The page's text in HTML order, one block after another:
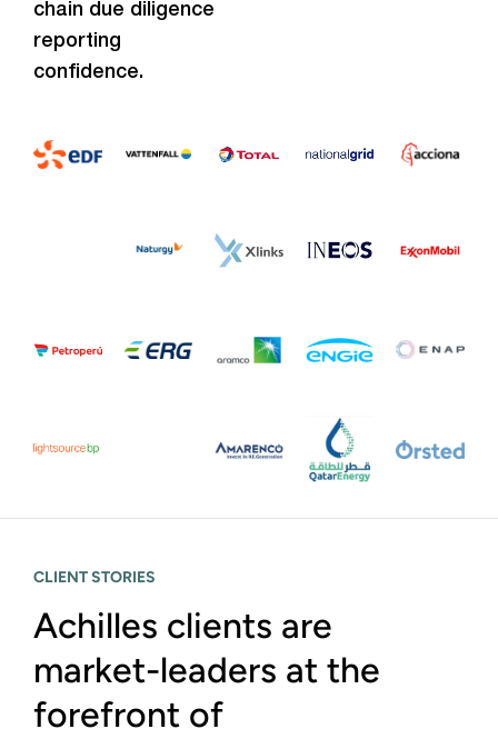
chain due diligence
reporting
confidence.
CLIENT STORIES
Achilles clients are
market-leaders at the
forefront of